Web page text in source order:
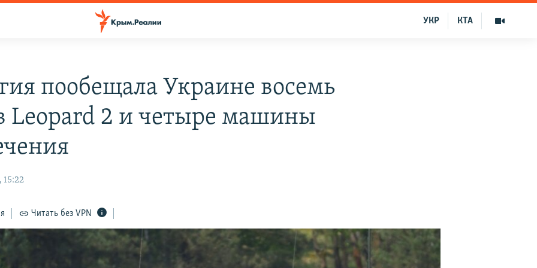
КТА
УКР
пообещала Украине восемь
Leopard 2 и четыре машины
15:22
Читать без VPN